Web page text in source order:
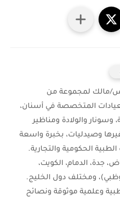
مالك لمجموعة من
المتخصصة في أسنان،
وسونار والولادة ومناظير
وصيدليات، بخبرة واسعة
الحكومية والتجارية.
جدة، الدمام، الكويت،
ومختلف دول الخليج.
وعلمية موثوقة ونصائح